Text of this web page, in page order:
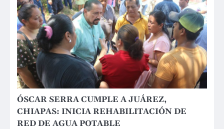
ÓSCAR SERRA CUMPLE A JUÁREZ,
CHIAPAS: INICIA REHABILITACIÓN DE
RED DE AGUA POTABLE